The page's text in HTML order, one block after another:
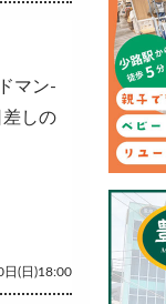
マン-
差しの
(日)18:00